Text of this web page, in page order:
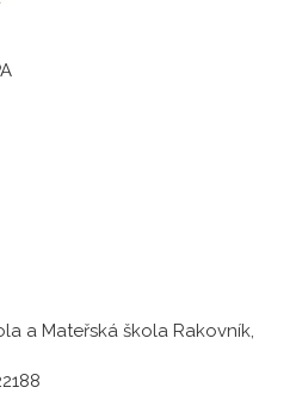
a Mateřská škola Rakovník,